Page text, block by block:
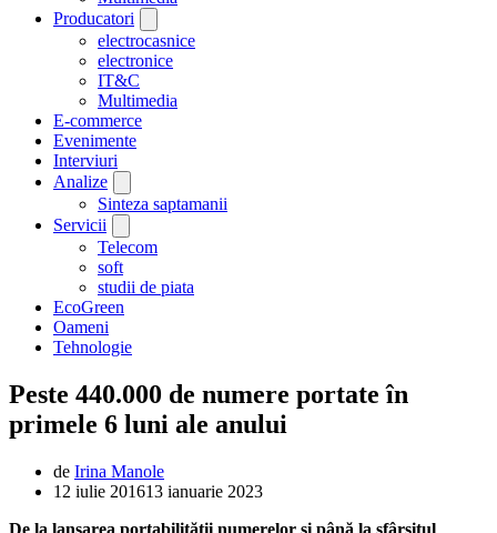
Producatori
electrocasnice
electronice
IT&C
Multimedia
E-commerce
Evenimente
Interviuri
Analize
Sinteza saptamanii
Servicii
Telecom
soft
studii de piata
EcoGreen
Oameni
Tehnologie
Peste 440.000 de numere portate în
primele 6 luni ale anului
de Irina Manole
12 iulie 201613 ianuarie 2023
De la lansarea portabilității numerelor și până la sfârșitul